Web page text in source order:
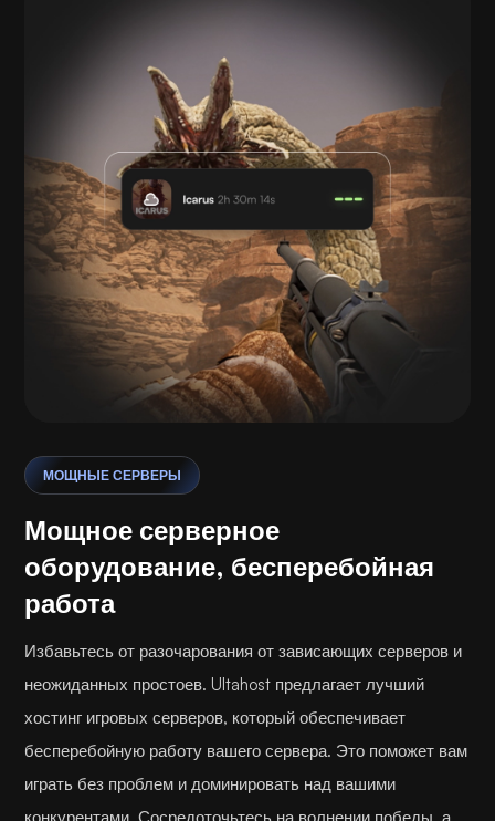
МОЩНЫЕ СЕРВЕРЫ
Мощное серверное
оборудование, бесперебойная
работа
Избавьтесь от разочарования от зависающих серверов и
неожиданных простоев. Ultahost предлагает лучший
хостинг игровых серверов, который обеспечивает
бесперебойную работу вашего сервера. Это поможет вам
играть без проблем и доминировать над вашими
конкурентами. Сосредоточьтесь на волнении победы, а